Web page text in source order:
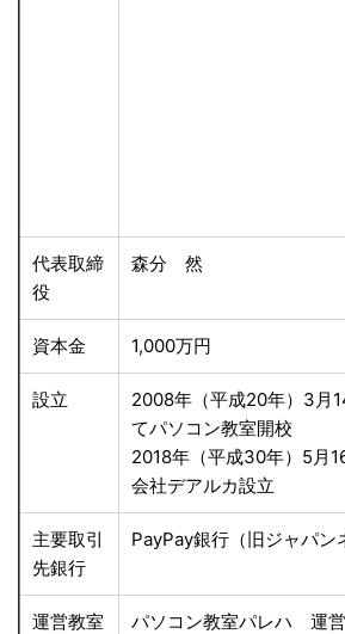
代表取締
役
森分 然
資本金 1,000万円
設立
2008年（平成20年）3月
てパソコン教室開校
2018年（平成30年）5
会社デアルカ設立
主要取引
先銀行
PayPay銀行（旧ジャパン
運営教室 パソコン教室パレハ 運営